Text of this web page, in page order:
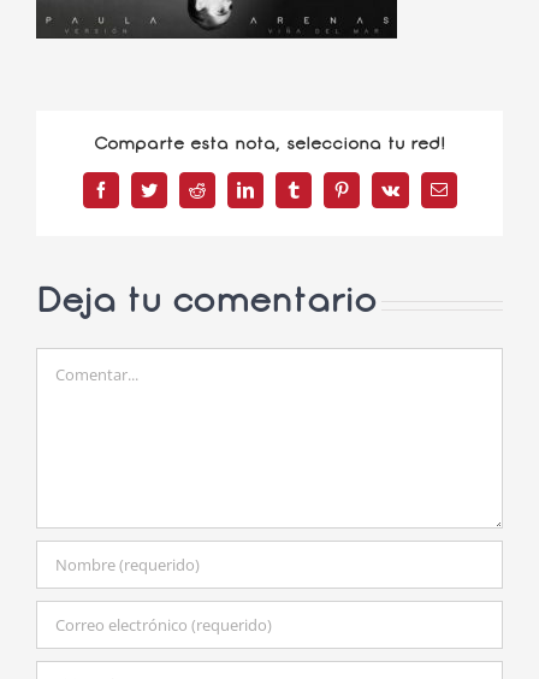
Comparte esta nota, selecciona tu red!
FacebookTwitterReddit LinkedInTumblrPinterest
Vk
Correo
electrónico
Deja tu comentario